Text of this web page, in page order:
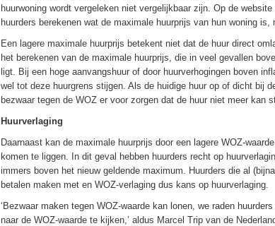
huurwoning wordt vergeleken niet vergelijkbaar zijn. Op de
huurders berekenen wat de maximale huurprijs van hun woning is,
Een lagere maximale huurprijs betekent niet dat de huur direct
het berekenen van de maximale huurprijs, die in veel gevallen
ligt. Bij een hoge aanvangshuur of door huurverhogingen boven
wel tot deze huurgrens stijgen. Als de huidige huur op of dicht bij
bezwaar tegen de WOZ er voor zorgen dat de huur niet meer kan
Huurverlaging
Daarnaast kan de maximale huurprijs door een lagere WOZ-
komen te liggen. In dit geval hebben huurders recht op
immers boven het nieuw geldende maximum. Huurders die al
betalen maken met en WOZ-verlaging dus kans op huurverlaging.
‘Bezwaar maken tegen WOZ-waarde kan lonen, we raden
naar de WOZ-waarde te kijken,’ aldus Marcel Trip van de